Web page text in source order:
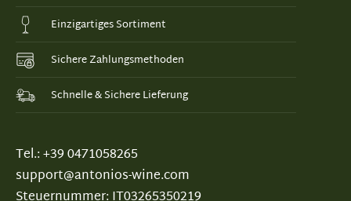
Einzigartiges Sortiment
Sichere Zahlungsmethoden
Schnelle & Sichere Lieferung
Tel.: +39 0471058265
support@antonios-wine.com